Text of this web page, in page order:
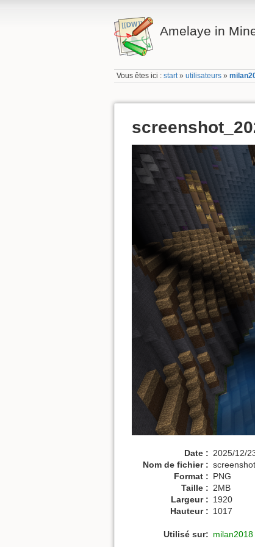
Amelaye in
Vous êtes ici :start»utilisateurs »
Date : 2025/12/
Nom de fichier :
Format : PNG
Taille : 2MB
Largeur : 1920
Hauteur : 1017
Utilisé sur: milan2018